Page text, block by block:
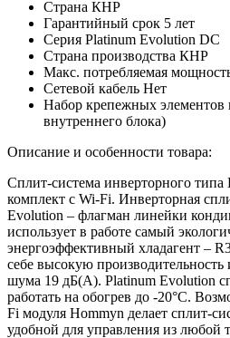
Страна КНР
Гарантийный срок 5 лет
Серия Platinum Evolution DC
Страна производства КНР
Макс. потребляемая
Сетевой кабель Нет
Набор крепежных элементов
внутреннего блока)
Описание и особенности товара:
Сплит-система инверторного
комплект с Wi-Fi. Инверторная
Evolution – флагман линейки
использует в работе самый
энергоэффективный хладагент –
себе высокую
шума 19 дБ(А). Platinum Evolution
работать на обогрев до -20°С.
Fi модуля Hommyn делает сплит-
удобной для управления из любой